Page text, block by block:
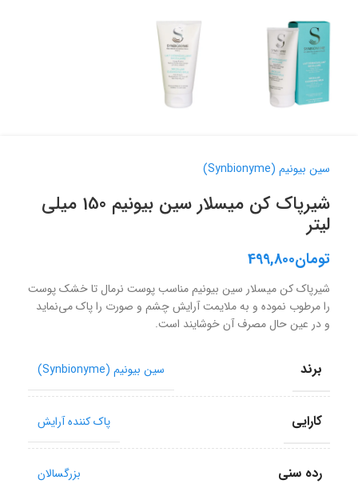
سین بیونیم (Synbionyme)
شیرپاک کن میسلار سین بیونیم 150 میلی
لیتر
تومان499,800
شیرپاک کن میسلار سین بیونیم مناسب پوست نرمال تا خشک پوست
را مرطوب نموده و به ملایمت آرایش چشم و صورت را پاک می‌نماید
و در عین حال مصرف آن خوشایند است.
برند سین بیونیم (Synbionyme)
کارایی پاک کننده آرایش
رده سنی بزرگسالان